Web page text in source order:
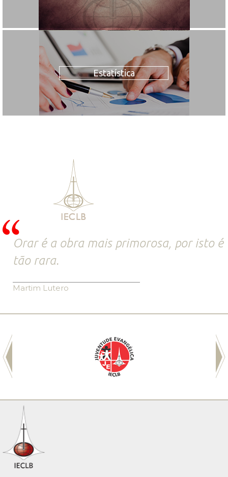
Estatística
Orar é a obra mais primorosa, por isto é
tão rara.
Martim Lutero